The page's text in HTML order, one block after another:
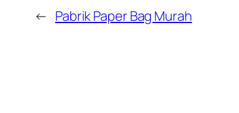
← Pabrik Paper Bag Murah